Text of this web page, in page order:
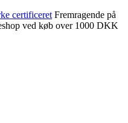
certificeret Fremragende på
ved køb over 1000 DKK